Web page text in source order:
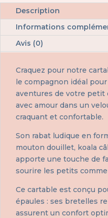
Description
Informations
Avis (0)
Craquez pour notre
le compagnon idéal
aventures de votre petit
avec amour dans un
craquant et confortable.
Son rabat ludique en
mouton douillet, koala
apporte une touche de
sourire les petits comme
Ce cartable est conçu
épaules : ses bretelles
assurent un confort